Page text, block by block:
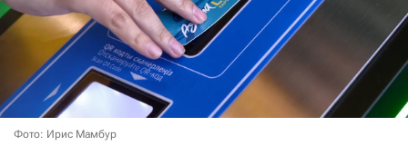
Фото: Ирис Мамбур